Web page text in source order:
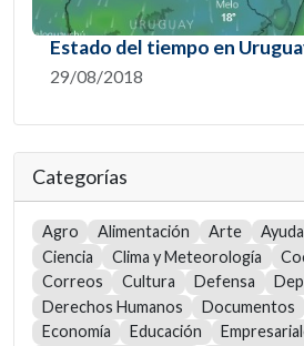
Estado del tiempo en
29/08/2018
Categorías
Agro Alimentación Arte
Ciencia
Clima y Meteorología
Correos
Cultura Defensa
Derechos Humanos
Documentos
Economía
Educación